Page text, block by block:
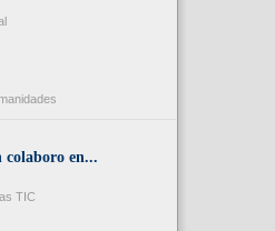
colaboro en...
TIC